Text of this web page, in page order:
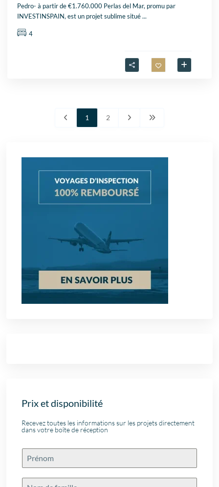
Pedro- à partir de €1.760.000 Perlas del Mar, promu par
INVESTINSPAIN, est un projet sublime situé...
4
1 2
Prix et disponibilité
Recevez toutes les informations sur les projets directement
dans votre boîte de réception